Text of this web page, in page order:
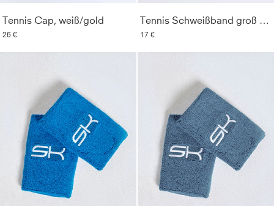
Tennis Cap, weiß/gold
26 €
Tennis Schweißband groß 2er Set, bordeaux rot
17 €